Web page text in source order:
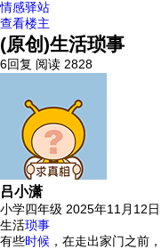
情感驿站
查看楼主
(原创)生活琐事
6回复 阅读 2828
吕小潇
小学四年级 2025年11月12日
生活琐事
有些时候 ，在走出家门之前，